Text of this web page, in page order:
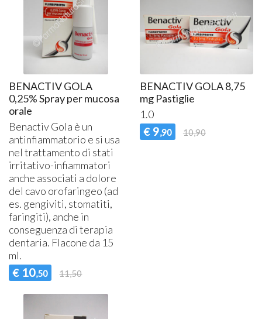
BENACTIV GOLA
0,25% Spray per mucosa
orale
Benactiv Gola è un
antinfiammatorio e si usa
nel trattamento di stati
irritativo-infiammatori
anche associati a dolore
del cavo orofaringeo (ad
es. gengiviti, stomatiti,
faringiti), anche in
conseguenza di terapia
dentaria. Flacone da 15
ml.
€ 10,50 11,50
BENACTIV GOLA 8,75
mg Pastiglie
1.0
€ 9,90 10,90